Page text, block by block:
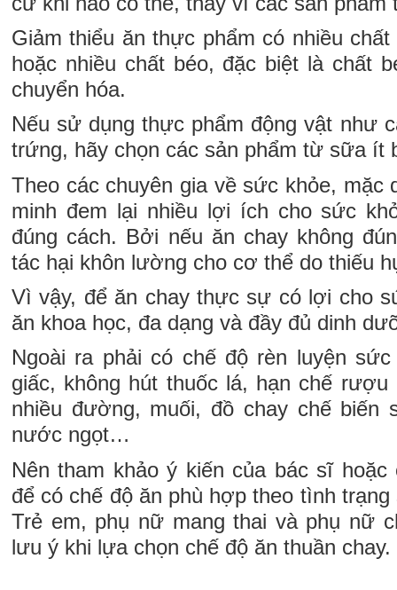
Giảm thiểu ăn thực phẩm có nhiều
hoặc nhiều chất béo, đặc biệt là chất
chuyển hóa.
Nếu sử dụng thực phẩm động vật như
trứng, hãy chọn các sản phẩm từ sữa ít
Theo các chuyên gia về sức khỏe, mặc
minh đem lại nhiều lợi ích cho sức
đúng cách. Bởi nếu ăn chay không
tác hại khôn lường cho cơ thể do thiếu
Vì vậy, để ăn chay thực sự có lợi cho
ăn khoa học, đa dạng và đầy đủ dinh
Ngoài ra phải có chế độ rèn luyện
giấc, không hút thuốc lá, hạn chế
nhiều đường, muối, đồ chay chế biến
nước ngọt…
Nên tham khảo ý kiến của bác sĩ
để có chế độ ăn phù hợp theo tình
Trẻ em, phụ nữ mang thai và phụ nữ
lưu ý khi lựa chọn chế độ ăn thuần chay.